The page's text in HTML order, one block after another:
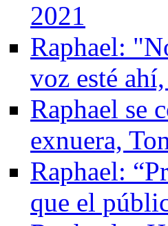
2021
Raphael:
voz esté
Raphael se
exnuera,
Raphael:
que el